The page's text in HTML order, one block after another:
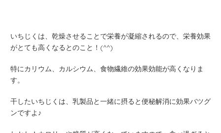
いちじくは、乾燥させることで栄養が凝縮されるので、栄養効果
がとても高くなるとのこと！(^^)
特にカリウム、カルシウム、食物繊維の効果効能が高くなりま
す。
干したいちじくは、乳製品と一緒に摂ると便秘解消に効果バツグ
ンですよ♪